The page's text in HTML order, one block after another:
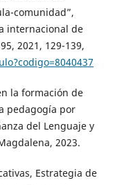
comunidad”,
internacional de
2021, 129-139,
la formación de
pedagogía por
del Lenguaje y
2023.
Estrategia de